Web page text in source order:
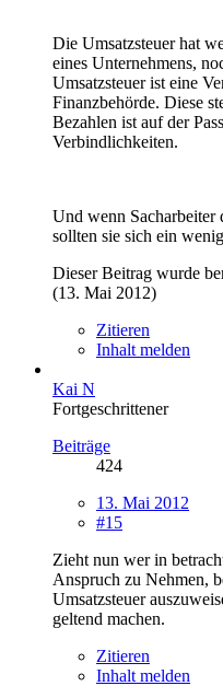
Die Umsatzsteuer hat
eines Unternehmens,
Umsatzsteuer ist eine
Finanzbehörde. Diese
Bezahlen ist auf der
Verbindlichkeiten.
Und wenn Sacharbeiter
sollten sie sich ein
Dieser Beitrag wurde
(13. Mai 2012)
Zitieren
Inhalt melden
Kai N
Fortgeschrittener
Beiträge
424
13. Mai 2012
#15
Zieht nun wer in
Anspruch zu Nehmen,
Umsatzsteuer
geltend machen.
Zitieren
Inhalt melden